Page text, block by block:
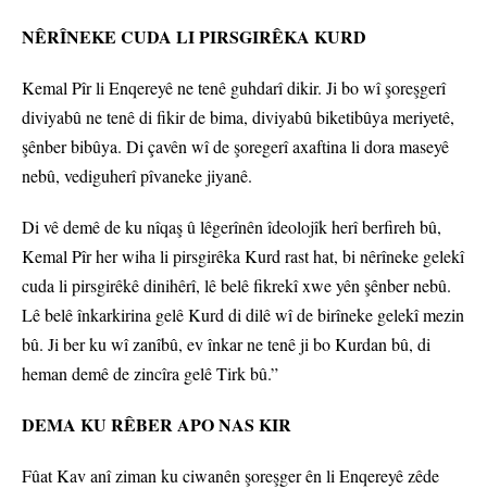
NÊRÎNEKE CUDA LI PIRSGIRÊKA KURD
Kemal Pîr li Enqereyê ne tenê guhdarî dikir. Ji bo wî şoreşgerî
diviyabû ne tenê di fikir de bima, diviyabû biketibûya meriyetê,
şênber bibûya. Di çavên wî de şoregerî axaftina li dora maseyê
nebû, vediguherî pîvaneke jiyanê.
Di vê demê de ku nîqaş û lêgerînên îdeolojîk herî berfireh bû,
Kemal Pîr her wiha li pirsgirêka Kurd rast hat, bi nêrîneke gelekî
cuda li pirsgirêkê dinihêrî, lê belê fikrekî xwe yên şênber nebû.
Lê belê înkarkirina gelê Kurd di dilê wî de birîneke gelekî mezin
bû. Ji ber ku wî zanîbû, ev înkar ne tenê ji bo Kurdan bû, di
heman demê de zincîra gelê Tirk bû.”
DEMA KU RÊBER APO NAS KIR
Fûat Kav anî ziman ku ciwanên şoreşger ên li Enqereyê zêde